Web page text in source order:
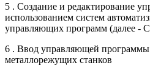
5 . Создание и редактирование
использованием систем
управляющих программ (далее -
6 . Ввод управляющей
металлорежущих станков